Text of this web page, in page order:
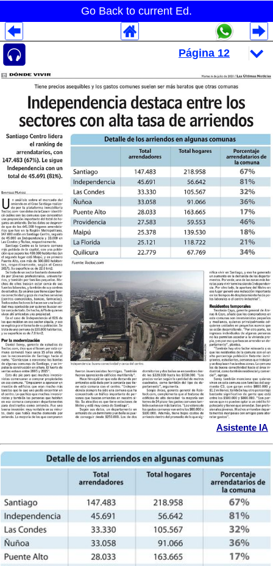
Go Back to current Ed.
Asistente IA
Despliegues Analytics
Despliegues Totales
Despliegues por Rubros